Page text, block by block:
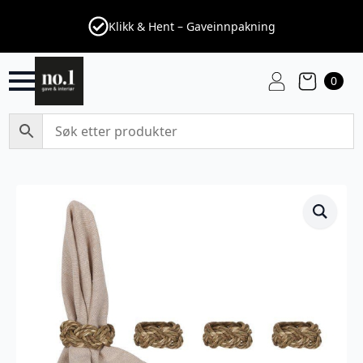
Klikk & Hent – Gaveinnpakning
0